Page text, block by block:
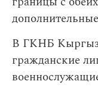
В ГКНБ
гражданские